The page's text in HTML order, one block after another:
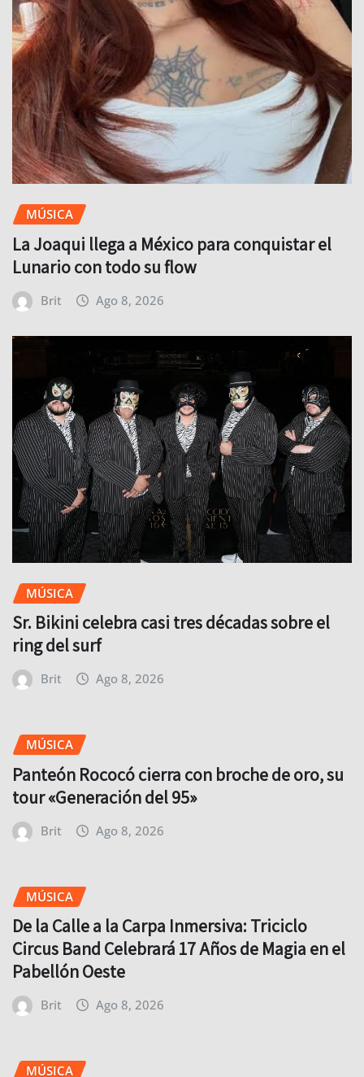
MÚSICA
La Joaqui llega a México para conquistar el
Lunario con todo su flow
Brit Ago 8, 2026
MÚSICA
Sr. Bikini celebra casi tres décadas sobre el
ring del surf
Brit Ago 8, 2026
MÚSICA
Panteón Rococó cierra con broche de oro, su
tour «Generación del 95»
Brit Ago 8, 2026
MÚSICA
De la Calle a la Carpa Inmersiva: Triciclo
Circus Band Celebrará 17 Años de Magia en el
Pabellón Oeste
Brit Ago 8, 2026
MÚSICA